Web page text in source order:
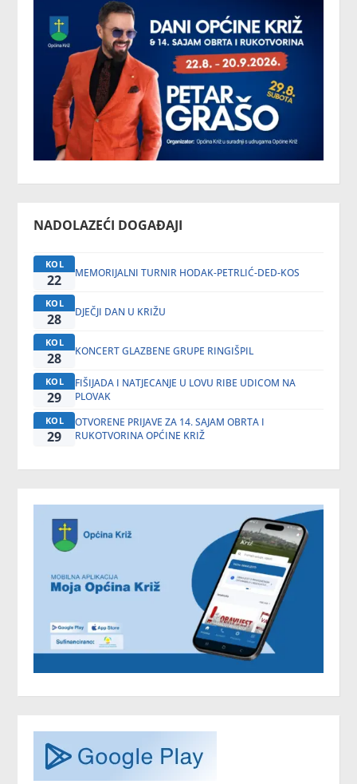
NADOLAZEĆI DOGAĐAJI
KOL
22 MEMORIJALNI TURNIR HODAK-PETRLIĆ-DED-KOS
KOL
28 DJEČJI DAN U KRIŽU
KOL
28 KONCERT GLAZBENE GRUPE RINGIŠPIL
KOL
29
FIŠIJADA I NATJECANJE U LOVU RIBE UDICOM NA
PLOVAK
KOL
29
OTVORENE PRIJAVE ZA 14. SAJAM OBRTA I
RUKOTVORINA OPĆINE KRIŽ